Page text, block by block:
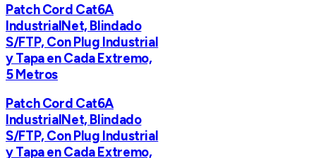
Patch Cord Cat6A
IndustrialNet, Blindado
S/FTP, Con Plug Industrial
y Tapa en Cada Extremo,
5 Metros
Patch Cord Cat6A
IndustrialNet, Blindado
S/FTP, Con Plug Industrial
y Tapa en Cada Extremo,